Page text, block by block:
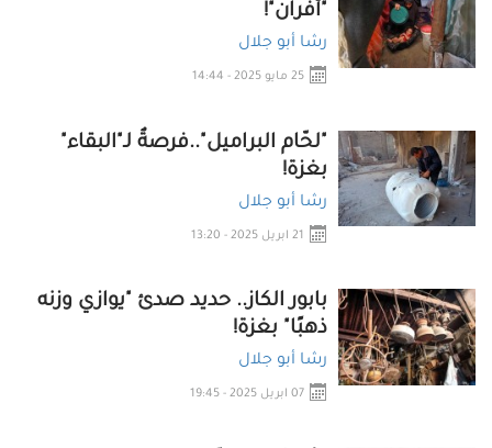
"أفران"!
رشا أبو جلال
25 مايو 2025 - 14:44
"لحّام البراميل"..فرصةٌ لـ"البقاء"
بغزة!
رشا أبو جلال
21 ابريل 2025 - 13:20
بابور الكاز.. حديد صدئ "يوازي وزنه
ذهبًا" بغزة!
رشا أبو جلال
07 ابريل 2025 - 19:45